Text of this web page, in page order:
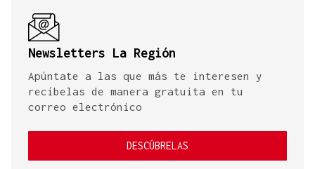
Newsletters La Región
Apúntate a las que más te interesen y
recíbelas de manera gratuita en tu
correo electrónico
DESCÚBRELAS